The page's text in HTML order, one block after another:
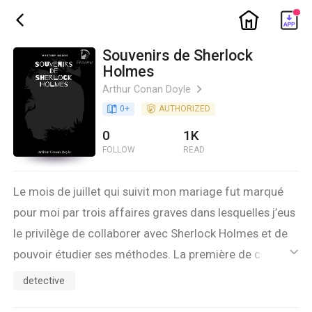
ic_back ic_home
Souvenirs de Sherlock
Holmes
Arthur Conan Doyle ic_arrow_right
book_age 0+ detail_authorized AUTHORIZED
0
FOLLOW
1K
READ
Le mois de juillet qui suivit mon mariage fut marqué
pour moi par trois affaires graves dans lesquelles j’eus
le privilège de collaborer avec Sherlock Holmes et de
pouvoir étudier ses méthodes. La première de ces
affaires devra être encore pendant des années tenue
ic_default
detective